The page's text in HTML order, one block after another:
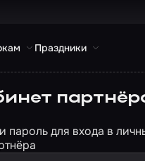
Праздники
пароль для входа в